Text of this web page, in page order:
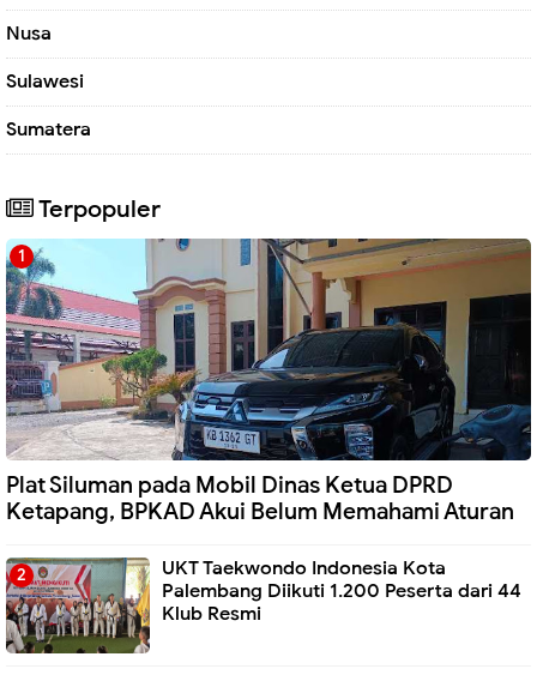
Nusa
Sulawesi
Sumatera
Terpopuler
Plat Siluman pada Mobil Dinas Ketua DPRD
Ketapang, BPKAD Akui Belum Memahami Aturan
UKT Taekwondo Indonesia Kota
Palembang Diikuti 1.200 Peserta dari 44
Klub Resmi